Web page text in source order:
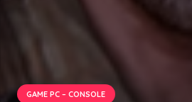
GAME PC – CONSOLE